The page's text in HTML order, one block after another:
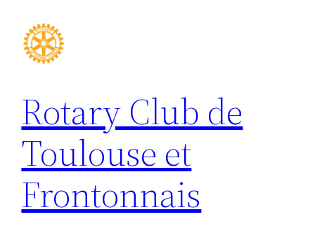
contenu
Rotary Club de
Toulouse et
Frontonnais